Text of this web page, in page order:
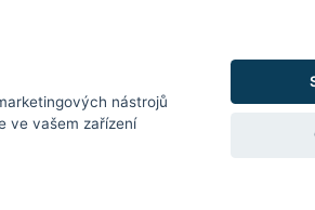
není podmínkou
nástrojů
ve vašem zařízení